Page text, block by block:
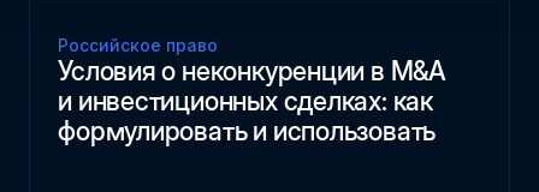
Российское право
Условия о неконкуренции в M&A
и инвестиционных сделках: как
формулировать и использовать